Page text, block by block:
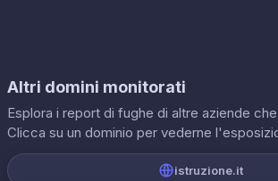
Altri domini monitorati
Esplora i report di fughe di altre aziende
Clicca su un dominio per vederne
istruzione.it